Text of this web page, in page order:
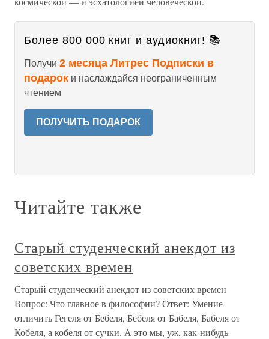
Более 800 000 книг и аудиокниг! 📚
Получи 2 месяца Литрес Подписки в
подарок и наслаждайся неограниченным
чтением
ПОЛУЧИТЬ ПОДАРОК
Читайте также
Старый студенческий анекдот из
советских времен
Старый студенческий анекдот из советских времен
Вопрос: Что главное в философии? Ответ: Умение
отличить Гегеля от Бебеля, Бебеля от Бабеля, Бабеля от
Кобеля, а кобеля от сучки. А это мы, уж, как-нибудь